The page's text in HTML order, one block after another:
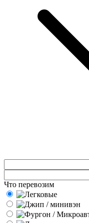
Что перевозим